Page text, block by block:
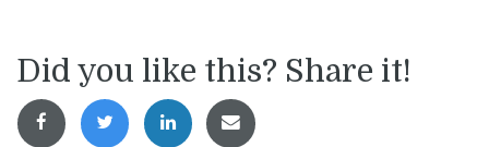
Did you like this? Share it!